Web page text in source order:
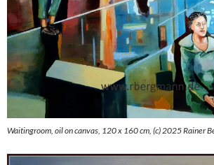
Waitingroom, oil on canvas, 120 x 160 cm, (c) 2025 Rainer